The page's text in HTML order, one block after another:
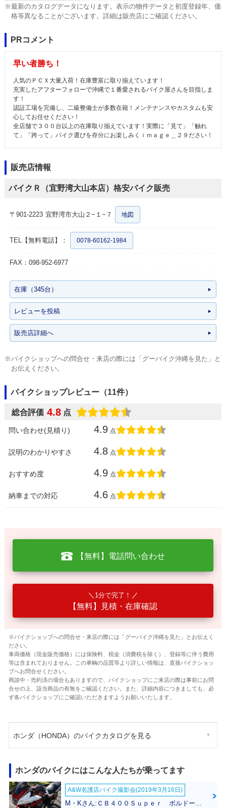
※最新のカタログデータになります。表示の物件データと初度登録年、価
格等異なることがございます。詳細は販売店にご確認ください。
PRコメント
早い者勝ち！
人気のＰＣＸ大量入荷！在庫豊富に取り揃えています！
充実したアフターフォローで沖縄で１番愛されるバイク屋さんを目指しま
す！
認証工場を完備し、二級整備士が多数在籍！メンテナンスやカスタムも安
心してお任せください！
全店舗で３００台以上の在庫取り揃えています！実際に「見て」「触れ
て」「跨って」バイク選びを存分にお楽しみくｉｍａｇｅ＿２９ださい！
販売店情報
バイクＲ（宜野湾大山本店）格安バイク販売
〒901-2223 宜野湾市大山２−１−７ 地図
TEL【無料電話】： 0078-60162-1984
FAX：098-952-6977
在庫（345台）
レビューを投稿
販売店詳細へ
※バイクショップへの問合せ・来店の際には「グーバイク沖縄を見た」と
お伝えください。
バイクショップレビュー（11件）
総合評価 4.8 点
問い合わせ(見積り) 4.9 点
説明のわかりやすさ 4.8 点
おすすめ度 4.9 点
納車までの対応 4.6 点
【無料】電話問い合わせ
1分で完了！
【無料】見積・在庫確認
※バイクショップへの問合せ・来店の際には「グーバイク沖縄を見た」とお伝えく
ださい。
車両価格（現金販売価格）には保険料、税金（消費税を除く）、登録等に伴う費用
等は含まれておりません。この車輌の品質等より詳しい情報は、直接バイクショッ
プへお問合せください。
商談中・売約済の場合もありますので、バイクショップにご来店の際は事前にお問
合せの上、該当商品の有無をご確認ください。また、詳細内容につきましても、必
ず各バイクショップにご確認いただきますようお願いいたします。
ホンダ（HONDA）のバイクカタログを見る
ホンダのバイクにはこんな人たちが乗ってます
A&W名護店バイク撮影会(2019年3月16日)
M・Kさん:ＣＢ４００Ｓｕｐｅｒ ボルドール(ホンダ)